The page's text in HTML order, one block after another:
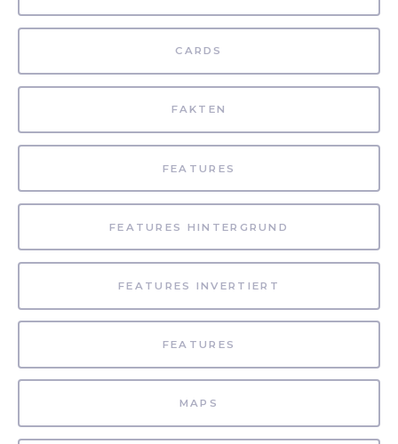
CARDS
FAKTEN
FEATURES
FEATURES HINTERGRUND
FEATURES INVERTIERT
FEATURES
MAPS